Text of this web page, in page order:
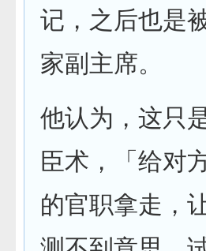
记，之后也是
家副主席。
他认为，这只
臣术，「给对
的官职拿走，